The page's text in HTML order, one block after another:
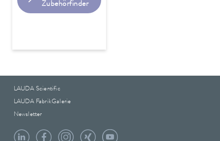
Zubehörfinder
LAUDA Scientific
LAUDA FabrikGalerie
Newsletter